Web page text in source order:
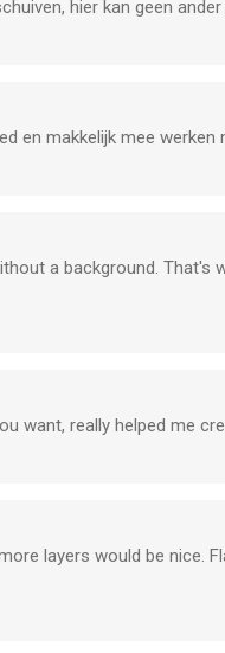
hier kan geen
en makkelijk mee
a background. That's
want, really helped me
layers would be nice.